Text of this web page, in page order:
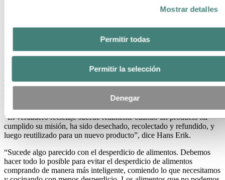
Mostrar detalles
Permitir todas
Permitir la selección
Denegar
En primer lugar, es importante comprender si un producto está
fabricado con lo que llamamos aluminio reciclado postconsumo o
preconsumo. En Hydro consideramos la chatarra reciclada
postconsumo como el reciclaje real, ya que brinda todos los
beneficios de ahorrar emisiones de CO2. Hans Erik explica por qué.
“El verdadero reciclaje sucede realmente cuando un producto ha
cumplido su misión, ha sido desechado, recolectado y refundido, y
luego reutilizado para un nuevo producto”, dice Hans Erik.
“Sucede algo parecido con el desperdicio de alimentos. Debemos
hacer todo lo posible para evitar el desperdicio de alimentos
comprando de manera más inteligente, comiendo lo que necesitamos